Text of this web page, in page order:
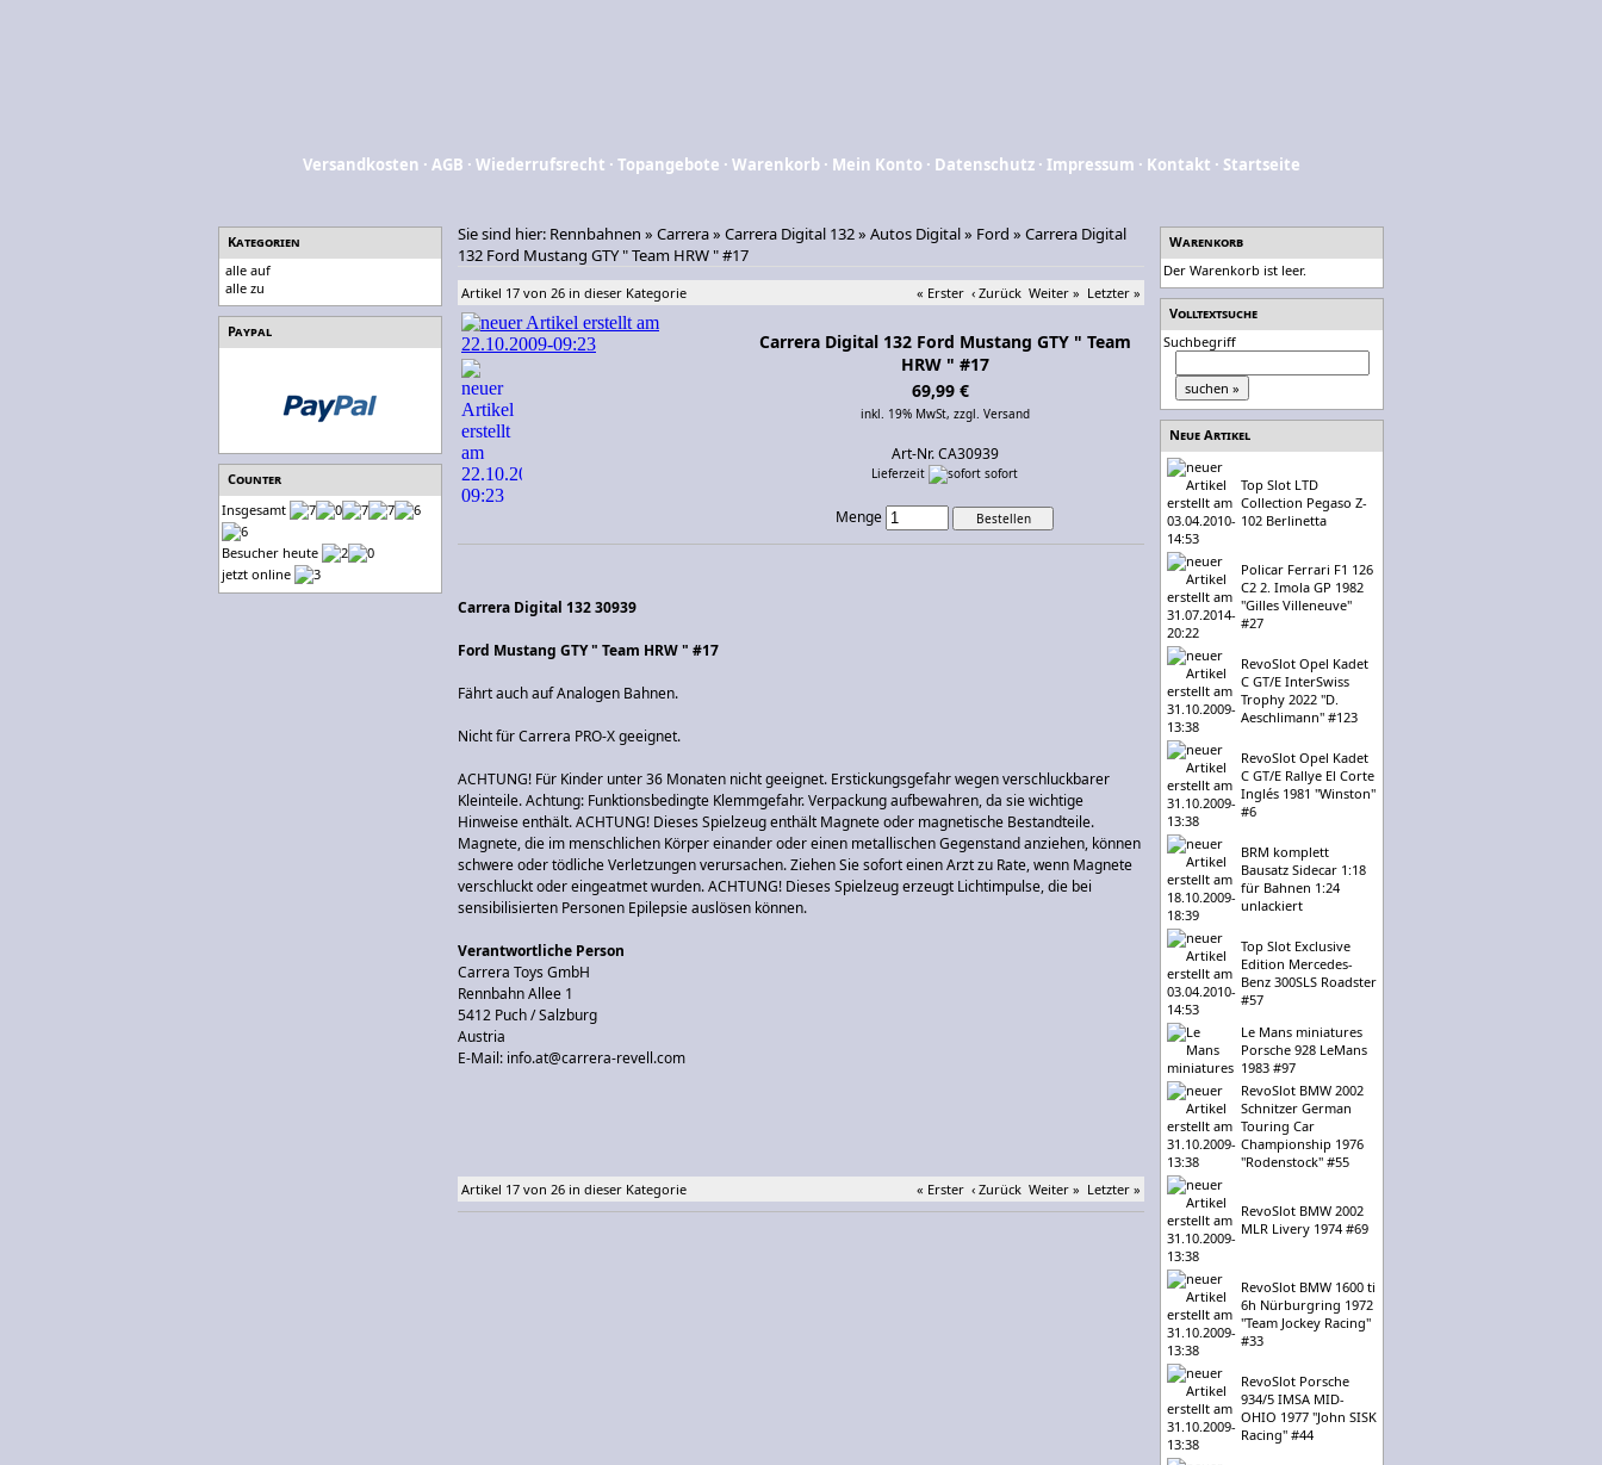
Versandkosten · AGB · Wiederrufsrecht · Topangebote · Warenkorb· Mein Konto · Datenschutz· Impressum · Kontakt · Startseite
Kategorien
alle auf
alle zu
Paypal
Counter
Insgesamt
Besucher heute
jetzt online
Sie sind hier: Rennbahnen » Carrera» Carrera Digital 132» Autos Digital» Ford » Carrera Digital
132 Ford Mustang GTY " Team HRW " #17
Artikel 17 von 26 in dieser Kategorie « Erster ‹ Zurück Weiter » Letzter »
Carrera Digital 132 Ford Mustang GTY " Team
HRW " #17
69,99 €
inkl. 19% MwSt, zzgl. Versand
Art-Nr. CA30939
Lieferzeit sofort
Menge
Carrera Digital 132 30939
Ford Mustang GTY " Team HRW " #17
Fährt auch auf Analogen Bahnen.
Nicht für Carrera PRO-X geeignet.
ACHTUNG! Für Kinder unter 36 Monaten nicht geeignet. Erstickungsgefahr wegen verschluckbarer
Kleinteile. Achtung: Funktionsbedingte Klemmgefahr. Verpackung aufbewahren, da sie wichtige
Hinweise enthält. ACHTUNG! Dieses Spielzeug enthält Magnete oder magnetische Bestandteile.
Magnete, die im menschlichen Körper einander oder einen metallischen Gegenstand anziehen, können
schwere oder tödliche Verletzungen verursachen. Ziehen Sie sofort einen Arzt zu Rate, wenn Magnete
verschluckt oder eingeatmet wurden. ACHTUNG! Dieses Spielzeug erzeugt Lichtimpulse, die bei
sensibilisierten Personen Epilepsie auslösen können.
Verantwortliche Person
Carrera Toys GmbH
Rennbahn Allee 1
5412 Puch / Salzburg
Austria
E-Mail: info.at@carrera-revell.com
Artikel 17 von 26 in dieser Kategorie « Erster ‹ Zurück Weiter » Letzter »
Warenkorb
Der Warenkorb ist leer.
Volltextsuche
Suchbegriff
Neue Artikel
Top Slot LTD
Collection Pegaso Z-
102 Berlinetta
Policar Ferrari F1 126
C2 2. Imola GP 1982
"Gilles Villeneuve"
#27
RevoSlot Opel Kadet
C GT/E InterSwiss
Trophy 2022 "D.
Aeschlimann" #123
RevoSlot Opel Kadet
C GT/E Rallye El Corte
Inglés 1981 "Winston"
#6
BRM komplett
Bausatz Sidecar 1:18
für Bahnen 1:24
unlackiert
Top Slot Exclusive
Edition Mercedes-
Benz 300SLS Roadster
#57
Le Mans miniatures
Porsche 928 LeMans
1983 #97
RevoSlot BMW 2002
Schnitzer German
Touring Car
Championship 1976
"Rodenstock" #55
RevoSlot BMW 2002
MLR Livery 1974 #69
RevoSlot BMW 1600 ti
6h Nürburgring 1972
"Team Jockey Racing"
#33
RevoSlot Porsche
934/5 IMSA MID-
OHIO 1977 "John SISK
Racing" #44